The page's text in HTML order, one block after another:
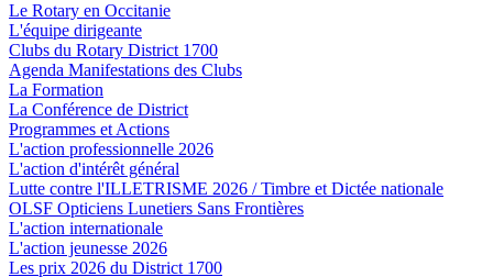
Le Rotary en Occitanie
L'équipe dirigeante
Clubs du Rotary District 1700
Agenda Manifestations des Clubs
La Formation
La Conférence de District
Programmes et Actions
L'action professionnelle 2026
L'action d'intérêt général
Lutte contre l'ILLETRISME 2026 / Timbre et Dictée nationale
OLSF Opticiens Lunetiers Sans Frontières
L'action internationale
L'action jeunesse 2026
Les prix 2026 du District 1700